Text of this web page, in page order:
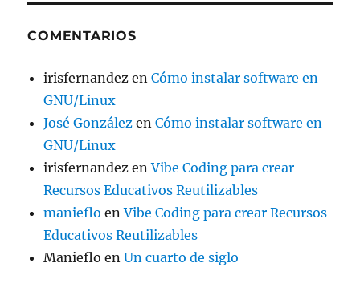
COMENTARIOS
irisfernandez enCómo instalar software en
GNU/Linux
José González enCómo instalar software en
GNU/Linux
irisfernandez enVibe Coding para crear
Recursos Educativos Reutilizables
manieflo enVibe Coding para crear Recursos
Educativos Reutilizables
Manieflo enUn cuarto de siglo